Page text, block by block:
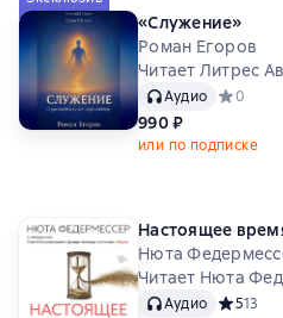
«Служение»
Роман Егоров
Читает Литрес
Аудио Средний
0
990 ₽
или по подписке
Настоящее
Нюта
Читает Нюта
Аудио Средний
513